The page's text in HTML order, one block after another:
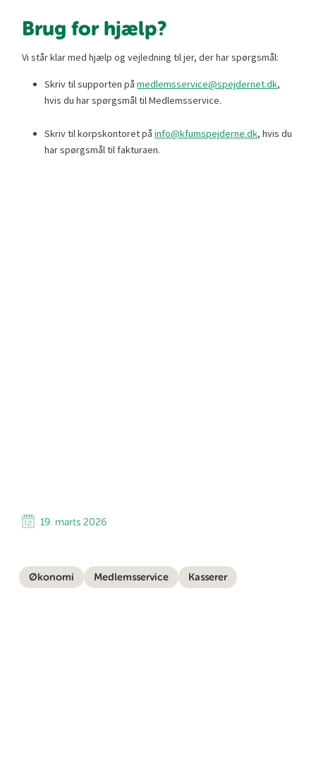
Brug for hjælp?
Vi står klar med hjælp og vejledning til jer, der har spørgsmål:
Skriv til supporten påmedlemsservice@spejdernet.dk,
hvis du har spørgsmål til Medlemsservice.
Skriv til korpskontoret påinfo@kfumspejderne.dk, hvis du
har spørgsmål til fakturaen.
19. marts 2026
Økonomi Medlemsservice Kasserer